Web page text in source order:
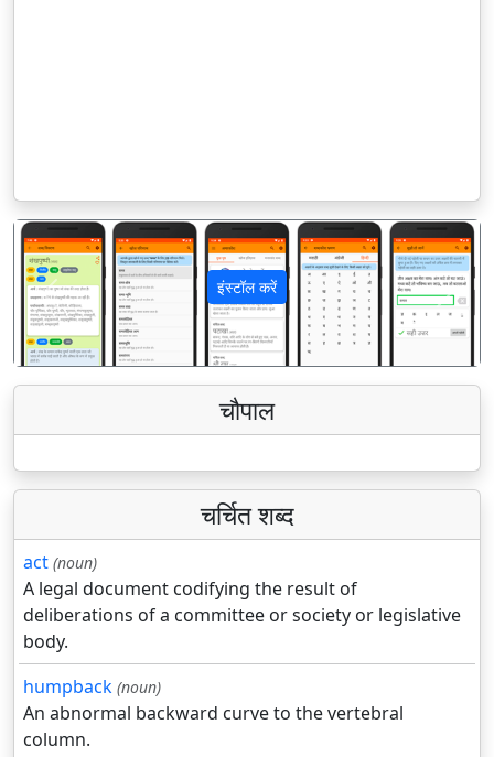
इंस्टॉल करें
पिछला अगला
चौपाल
चर्चित शब्द
act (noun)
A legal document codifying the result of
deliberations of a committee or society or legislative
body.
humpback (noun)
An abnormal backward curve to the vertebral
column.